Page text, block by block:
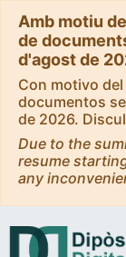
Amb motiu
de
d'agost de
Con motivo
documentos
de 2026.
Due to the
resume
any